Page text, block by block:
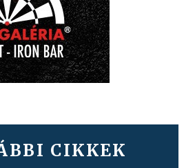
CIKKEK